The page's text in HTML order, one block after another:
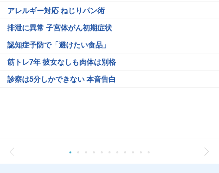
アレルギー対応 ねじりパン術
排泄に異常 子宮体がん初期症状
認知症予防で「避けたい食品」
筋トレ7年 彼女なしも肉体は別格
診察は5分しかできない 本音告白